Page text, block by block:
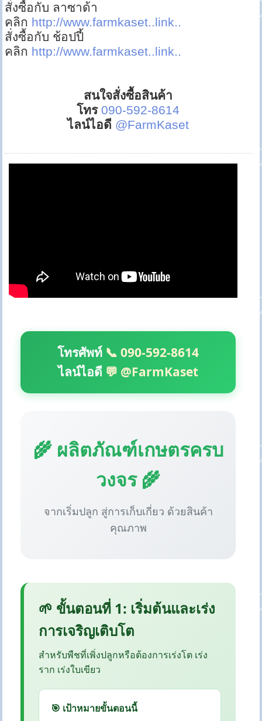
สั่งซื้อกับ ลาซาด้า
คลิก http://www.farmkaset..link..
สั่งซื้อกับ ช้อปปี้
คลิก http://www.farmkaset..link..
สนใจสั่งซื้อสินค้า
โทร 090-592-8614
ไลน์ไอดี @FarmKaset
โทรศัพท์ 📞 090-592-8614
ไลน์ไอดี 💬 @FarmKaset
🌾 ผลิตภัณฑ์เกษตรครบ
วงจร 🌾
จากเริ่มปลูก สู่การเก็บเกี่ยว ด้วยสินค้า
คุณภาพ
🌱 ขั้นตอนที่ 1: เริ่มต้นและเร่ง
การเจริญเติบโต
สำหรับพืชที่เพิ่งปลูกหรือต้องการเร่งโต เร่ง
ราก เร่งใบเขียว
🎯 เป้าหมายขั้นตอนนี้